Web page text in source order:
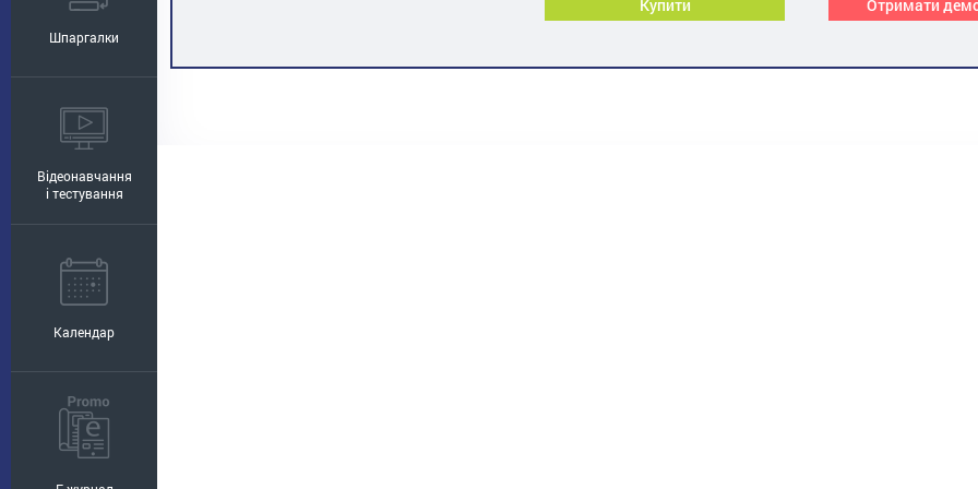
Шпаргалки
Відеонавчання
і тестування
Календар
Купити Отримати